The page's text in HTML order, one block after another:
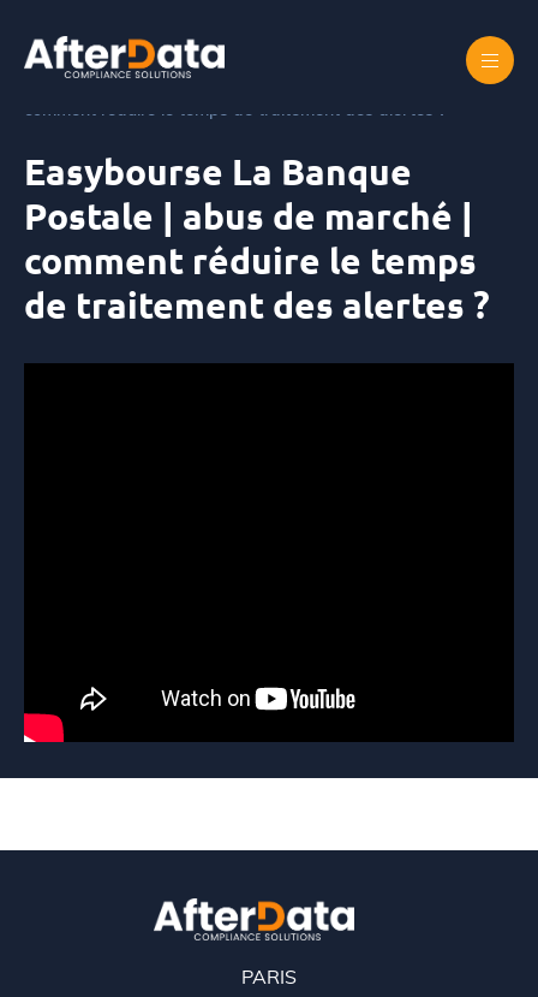
content
Easybourse La Banque Postale | abus de marché |
comment réduire le temps de traitement des alertes ?
Easybourse La Banque
Postale | abus de marché |
comment réduire le temps
de traitement des alertes ?
PARIS